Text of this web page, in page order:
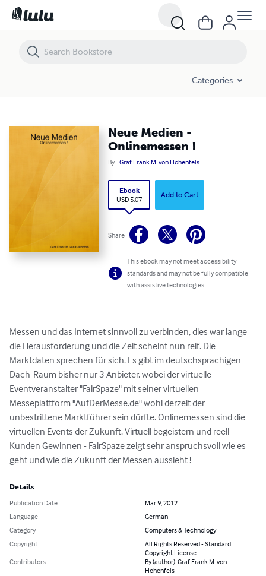
Categories
Neue Medien -
Onlinemessen !
By Graf Frank M. von Hohenfels
Ebook
USD 5.07
Add to Cart
Share
This ebook may not meet accessibility
standards and may not be fully compatible
with assistive technologies.
Messen und das Internet sinnvoll zu verbinden, dies war lange
die Herausforderung und die Zeit scheint nun reif. Die
Marktdaten sprechen für sich. Es gibt im deutschsprachigen
Dach-Raum bisher nur 3 Anbieter, wobei der virtuelle
Eventveranstalter "FairSpaze" mit seiner virtuellen
Messeplattform "AufDerMesse.de" wohl derzeit der
unbestrittene Marktführer sein dürfte. Onlinemessen sind die
virtuellen Events der Zukunft. Virtuell begeistern und reell
Kunden Gewinnen - FairSpaze zeigt sehr anspruchsvoll wie es
geht und wie die Zukunft der Messen aussieht !
Details
Publication Date
Mar 9, 2012
Language
German
Category
Computers & Technology
Copyright
All Rights Reserved - Standard
Copyright License
Contributors
By (author): Graf Frank M. von
Hohenfels
Neue Medien - Onlinemessen !